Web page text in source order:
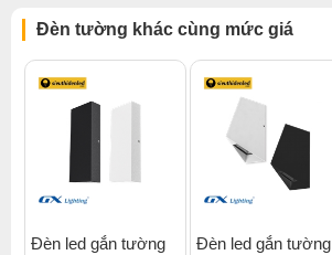
Đèn tường khác cùng mức giá
Đèn led gắn tường
Đèn led gắn tường